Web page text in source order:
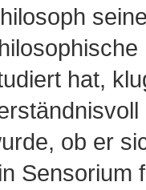
hat,
ob er
Sensorium